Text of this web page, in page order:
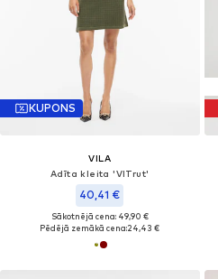
KUPONS
VILA
Adīta kleita 'VITrut'
40,41 €
Sākotnējā cena: 49,90 €
Pēdējā zemākā cena:24,43 €